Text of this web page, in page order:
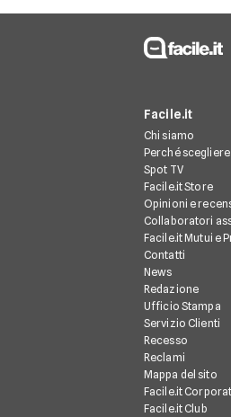
Facile.it
Chi siamo
Perché
Spot TV
Facile.it Store
Opinioni e
Collaboratori
Facile.it Mutui e
Contatti
News
Redazione
Ufficio Stampa
Servizio Clienti
Recesso
Reclami
Mappa del sito
Facile.it
Facile.it Club